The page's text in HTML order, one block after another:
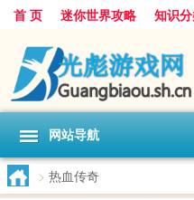
首 页 迷你世界攻略 知识
网站导航
> 热血传奇